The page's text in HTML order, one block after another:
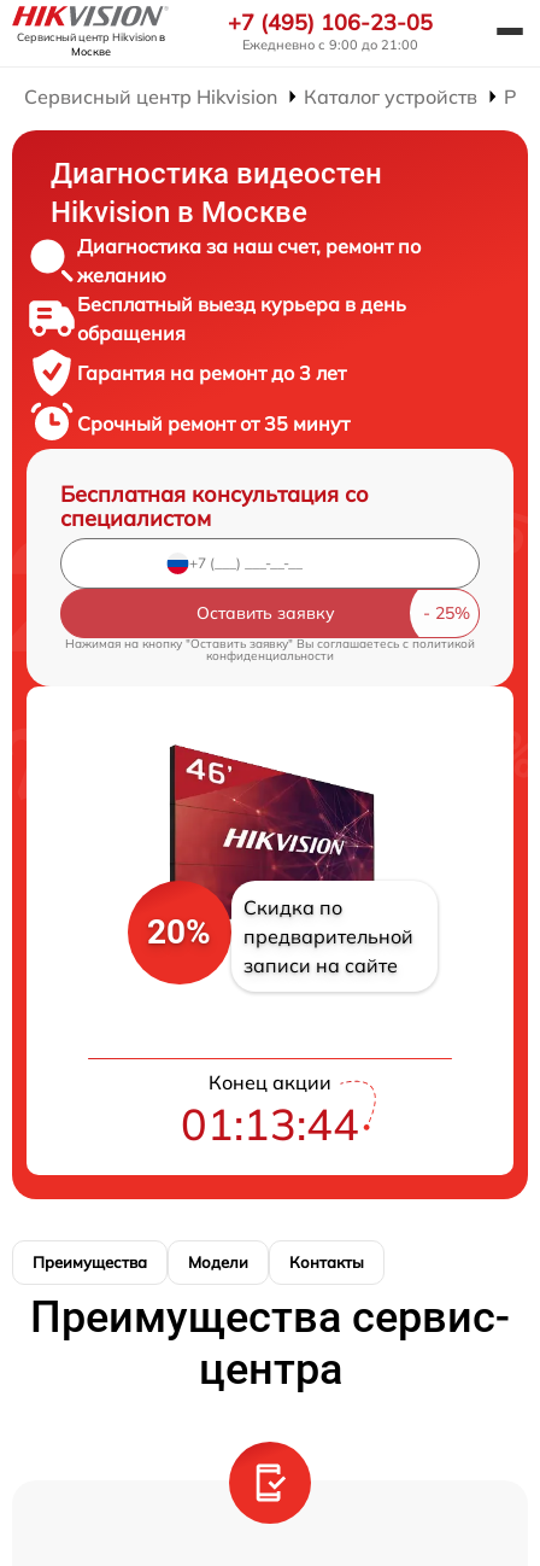
Сервисный центр Hikvisionв
Москве
+7 (495) 106-23-05
Ежедневно с 9:00 до 21:00
Сервисный центр Hikvision Каталог устройств
Диагностика видеостен
Hikvision в Москве
Диагностика за наш счет, ремонт по
желанию
Бесплатный выезд курьера в день
обращения
Гарантия на ремонт до 3 лет
Срочный ремонт от 35 минут
Бесплатная консультация со
специалистом
Оставить заявку
Нажимая на кнопку "Оставить заявку" Вы соглашаетесь cполитикой
конфиденциальности
20%
Скидка по
предварительной
записи на сайте
Конец акции
01:13:43
Преимущества Модели Контакты
Преимущества сервис-
центра